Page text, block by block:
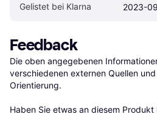
Gelistet bei Klarna 2023-
Feedback
Die oben angegebenen
verschiedenen externen Quellen
Orientierung.
Haben Sie etwas an diesem